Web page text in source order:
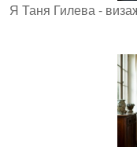
Я Таня Гилева -